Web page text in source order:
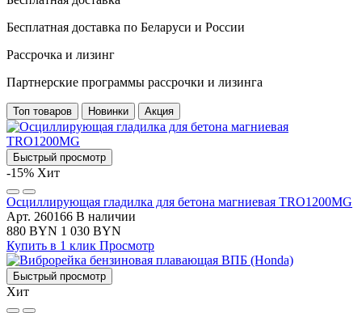
Бесплатная доставка по Беларуси и России
Рассрочка и лизинг
Партнерские программы рассрочки и лизинга
Топ товаров Новинки Акция
Быстрый просмотр
-15% Хит
Осциллирующая гладилка для бетона магниевая TRO1200MG
Арт. 260166 В наличии
880 BYN 1 030 BYN
Купить в 1 клик Просмотр
Быстрый просмотр
Хит